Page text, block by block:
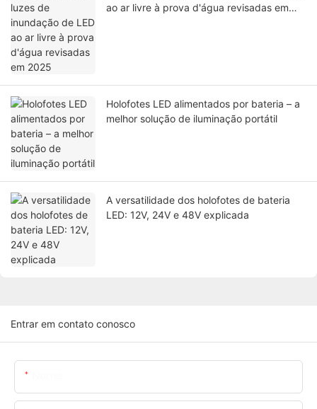
ao ar livre à prova d'água revisadas em
Holofotes LED alimentados por bateria – a
melhor solução de iluminação portátil
A versatilidade dos holofotes de bateria
LED: 12V, 24V e 48V explicada
Entrar em contato conosco